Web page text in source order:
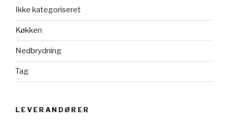
Ikke kategoriseret
Køkken
Nedbrydning
Tag
LEVERANDØRER